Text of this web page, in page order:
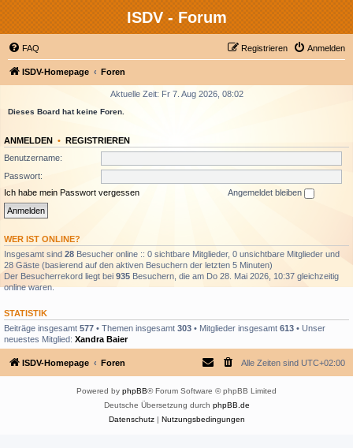
ISDV - Forum
FAQ Anmelden
Registrieren
ISDV-Homepage Foren
Aktuelle Zeit: Fr 7. Aug 2026, 08:02
Dieses Board hat keine Foren.
ANMELDEN • REGISTRIEREN
Benutzername:
Passwort:
Ich habe mein Passwort vergessen
Angemeldet bleiben
WER IST ONLINE?
Insgesamt sind 28 Besucher online :: 0 sichtbare Mitglieder, 0 unsichtbare Mitglieder und
28 Gäste (basierend auf den aktiven Besuchern der letzten 5 Minuten)
Der Besucherrekord liegt bei 935 Besuchern, die am Do 28. Mai 2026, 10:37 gleichzeitig
online waren.
STATISTIK
Beiträge insgesamt 577 • Themen insgesamt 303 • Mitglieder insgesamt 613 • Unser
neuestes Mitglied: Xandra Baier
ISDV-Homepage Foren Alle Zeiten sind UTC+02:00
Powered by phpBB® Forum Software © phpBB Limited
Deutsche Übersetzung durch phpBB.de
Datenschutz| Nutzungsbedingungen